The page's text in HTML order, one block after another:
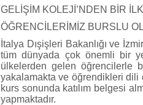
GELİŞİM KOLEJİ’NDEN BİR
ÖĞRENCİLERİMİZ BURSLU
İtalya Dışişleri Bakanlığı ve
tüm dünyada çok önemli bir
ülkelerden gelen öğrencilerle
yakalamakta ve öğrendikleri dili
kurs sonunda katılım belgesi
yapmaktadır.